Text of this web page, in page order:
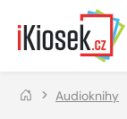
Přejít na hlavní
Audioknihy